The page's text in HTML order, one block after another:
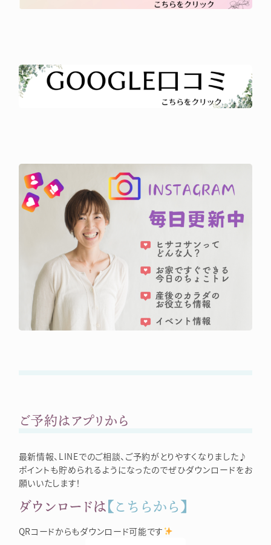
ご予約はアプリから
最新情報、LINEでのご相談、ご予約がとりやすくなりました♪
ポイントも貯められるようになったのでぜひダウンロードをお
願いいたします！
ダウンロードは【こちらから】
QRコードからもダウンロード可能です